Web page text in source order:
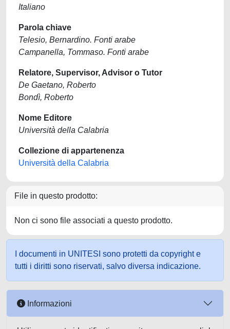
Italiano
Parola chiave
Telesio, Bernardino. Fonti arabe
Campanella, Tommaso. Fonti arabe
Relatore, Supervisor, Advisor o Tutor
De Gaetano, Roberto
Bondì, Roberto
Nome Editore
Università della Calabria
Collezione di appartenenza
Università della Calabria
File in questo prodotto:
Non ci sono file associati a questo prodotto.
I documenti in UNITESI sono protetti da copyright e
tutti i diritti sono riservati, salvo diversa indicazione.
Informazioni